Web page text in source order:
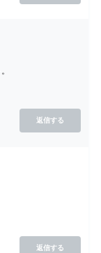
返信する
返信する